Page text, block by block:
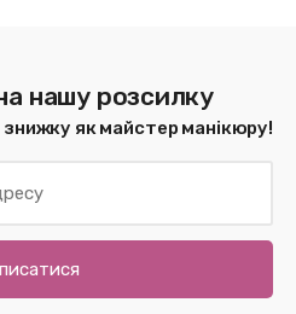
нашу розсилку
знижку як майстер манікюру!